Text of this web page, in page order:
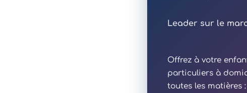
Leader sur le
Offrez à votre
particuliers à
toutes les matières